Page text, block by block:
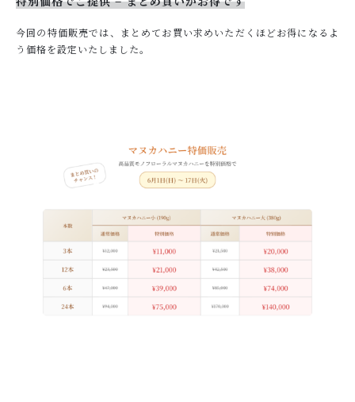
今回の特価販売では、まとめてお買い求めいただくほどお得になるよ
う価格を設定いたしました。